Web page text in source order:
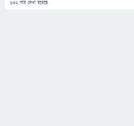
632বার দেখা হয়েছে